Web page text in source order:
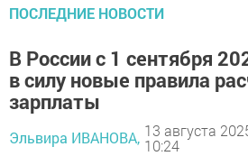
ПОСЛЕДНИЕ НОВОСТИ
В России с 1 сентября
в силу новые правила
зарплаты
Эльвира ИВАНОВА, 13 августа
10:24